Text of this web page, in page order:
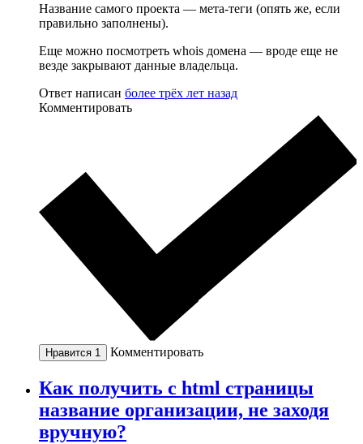
Название самого проекта — мета-теги (опять же, если
правильно заполнены).
Еще можно посмотреть whois домена — вроде еще не
везде закрывают данные владельца.
Ответ написан более трёх лет назад
Комментировать
Нравится 1 Комментировать
Как получить с html страницы
название организации, не заходя
вручную?